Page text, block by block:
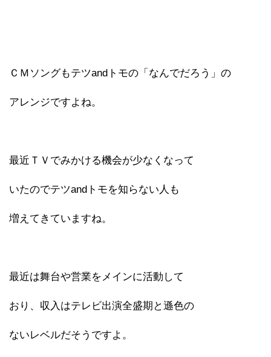
ＣＭソングもテツandトモの「なんでだろう」の
アレンジですよね。
最近ＴＶでみかける機会が少なくなって
いたのでテツandトモを知らない人も
増えてきていますね。
最近は舞台や営業をメインに活動して
おり、収入はテレビ出演全盛期と遜色の
ないレベルだそうですよ。